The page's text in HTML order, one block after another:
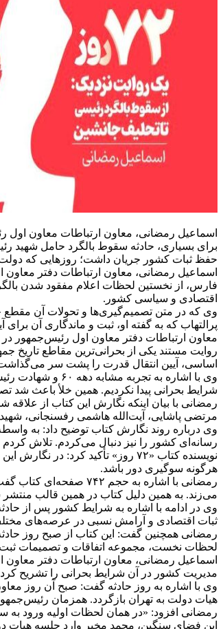
اسماعیل رمضانی، معاون ارتباطات معاون اول
برای بسیاری، حادثه سقوط بالگرد حامل شهید
حفظ ثبات کشور جریان داشت؛ روزهایی که
اقتصادی و سیاسی کشور.
پرالتهاب که به گفته او، ثبت و ماندگاری آن
روایت مستند یکی از بحرانی‌ترین مقاطع تاریخ
اساسی، آیین انتقال قدرت را پشت سر
وی با اشاره
شرایط بحرانی پیدا نکردیم. همین خلأ باعث شد
رمضانی با بیان اینکه نگارش این کتاب از
مرتضی پاشایی، آیت‌الله هاشمی رفسنجانی، شهید حاج قاسم
وی درباره روند نگارش کتاب توضیح داد: به
رسانه‌ای کشور را نیز دنبال می‌کردم. تلاش کردم
نویسنده کتاب «۷۲ روز» تأکید
هرگونه سوگیری دور باشد.
رمضانی با اشاره به
می‌زند. به همین دلیل کتاب در همین قالب منتشر شد تا تصویری
وی در ادامه با اشاره به شرایط کشور پس از
ثبات اقتصادی و آرامش نسبی در عرصه‌های
رمضانی همچنین گفت: این کتاب از صبح روز
لحظات نخست، مجموعه اتفاقات و تصمیمات ثبت
مدیریت کشور در آن شرایط بحرانی را تشریح
وی با اشاره به روز حادثه گفت: صبح آن روز
هیات دولت به تهران بازگردد. همزمان
رمضانی افزود: «در همان لحظات اولیه ورود به
این فضای سنگین، محمد مخبر وارد جلسه هیات